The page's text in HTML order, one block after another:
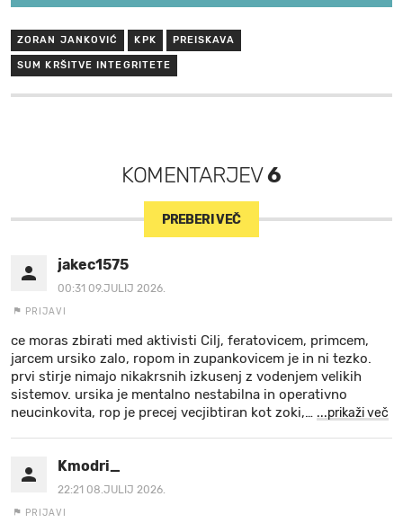
ZORAN JANKOVIĆ KPK PREISKAVA
SUM KRŠITVE INTEGRITETE
KOMENTARJEV6
PREBERI VEČ
jakec1575
00:31 09.JULIJ 2026.
PRIJAVI
ce moras zbirati med aktivisti Cilj, feratovicem, primcem,
jarcem ursiko zalo, ropom in zupankovicem je in ni tezko.
prvi stirje nimajo nikakrsnih izkusenj z vodenjem velikih
sistemov. ursika je mentalno nestabilna in operativno
neucinkovita, rop je precej vecjibtiran kot zoki,… ...prikaži več
Kmodri_
22:21 08.JULIJ 2026.
PRIJAVI